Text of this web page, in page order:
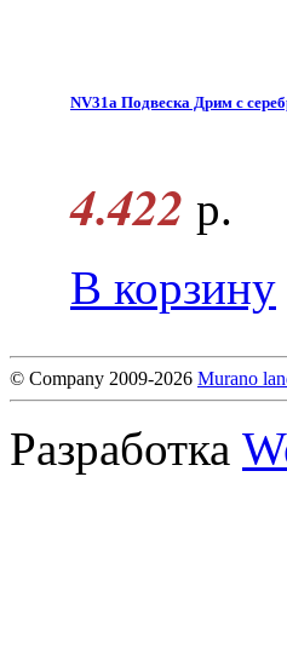
NV31a Подвеска Дрим с
4.422 р.
В корзину
© Company 2009-2026 Murano
Разработка